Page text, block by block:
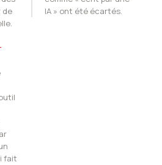
de
IA » ont été écartés.
fait